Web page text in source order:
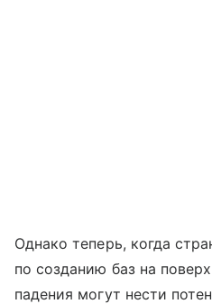
Однако теперь, когда
по созданию баз на
падения могут нести